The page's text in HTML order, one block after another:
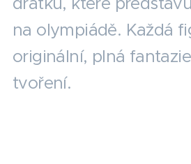
na olympiádě. Každá
originální, plná
tvoření.